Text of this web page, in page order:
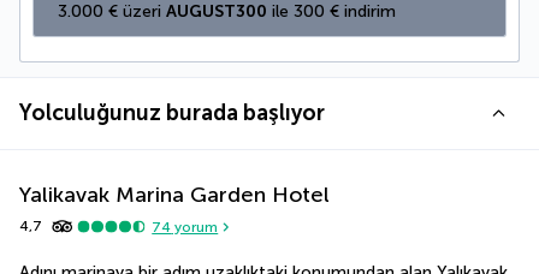
3.000 € üzeri AUGUST300 ile 300 € indirim
Yolculuğunuz burada başlıyor
Yalikavak Marina Garden Hotel
4,7 74 yorum